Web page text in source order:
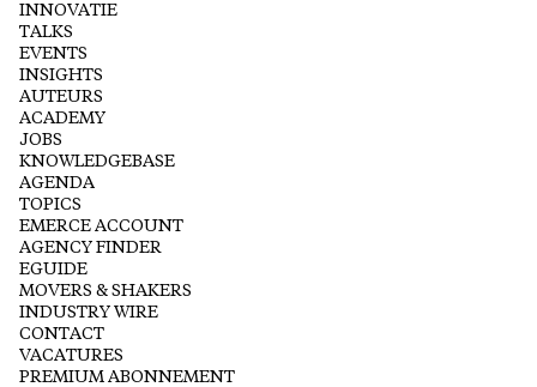
INNOVATIE
TALKS
EVENTS
INSIGHTS
AUTEURS
ACADEMY
JOBS
KNOWLEDGEBASE
AGENDA
TOPICS
EMERCE ACCOUNT
AGENCY FINDER
EGUIDE
MOVERS & SHAKERS
INDUSTRY WIRE
CONTACT
VACATURES
PREMIUM ABONNEMENT